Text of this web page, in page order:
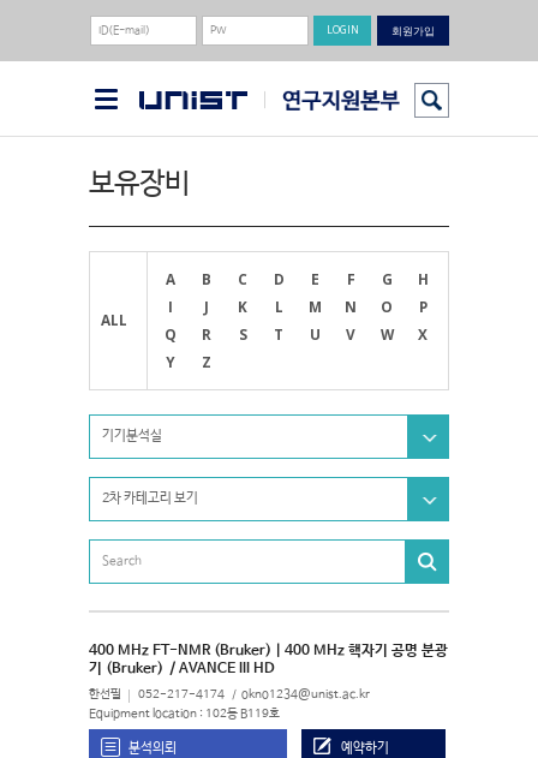
회원가입
보유장비
ALL
A B C D E F G
H
I
J K L M N O
P
Q
R S T U V W
X
Y
Z
기기분석실
2차 카테고리 보기
400 MHz FT-NMR (Bruker) | 400 MHz 핵자기 공명 분광
기 (Bruker) / AVANCE III HD
한선필 052-217-4174 okno1234@unist.ac.kr
Equipment location : 102동 B119호
분석의뢰 예약하기